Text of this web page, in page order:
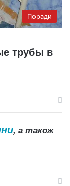
Поради
трубы в
, а також